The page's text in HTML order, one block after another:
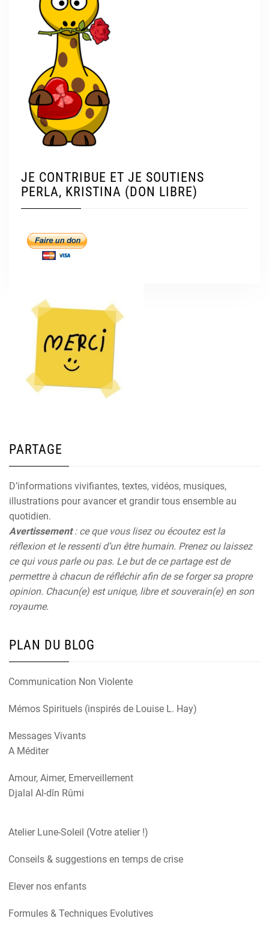
JE CONTRIBUE ET JE SOUTIENS
PERLA, KRISTINA (DON LIBRE)
PARTAGE
D’informations vivifiantes, textes, vidéos, musiques,
illustrations pour avancer et grandir tous ensemble au
quotidien.
Avertissement: ce que vous lisez ou écoutez est la
réflexion et le ressenti d’un être humain. Prenez ou laissez
ce qui vous parle ou pas. Le but de ce partage est de
permettre à chacun de réfléchir afin de se forger sa propre
opinion. Chacun(e) est unique, libre et souverain(e) en son
royaume.
PLAN DU BLOG
Communication Non Violente
Mémos Spirituels (inspirés de Louise L. Hay)
Messages Vivants
A Méditer
Amour, Aimer, Emerveillement
Djalal Al-dîn Rûmi
Atelier Lune-Soleil (Votre atelier !)
Conseils & suggestions en temps de crise
Elever nos enfants
Formules & Techniques Evolutives